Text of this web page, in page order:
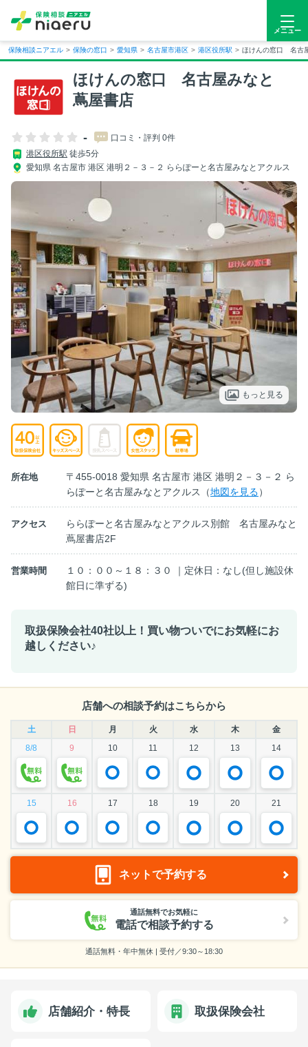
メニュー
保険相談ニアエル > 保険の窓口 > 愛知県 > 名古屋市港区 > 港区役所駅 > ほけんの窓口 名古
ほけんの窓口 名古屋みなと
蔦屋書店
-
口コミ・評判 0件
港区役所駅 徒歩5分
愛知県 名古屋市 港区 港明２－３－２ ららぽーと名古屋みなとアクルス
もっと見る
所在地
〒455-0018 愛知県 名古屋市 港区 港明２－３－２ ら
らぽーと名古屋みなとアクルス（地図を見る）
アクセス
ららぽーと名古屋みなとアクルス別館 名古屋みなと
蔦屋書店2F
営業時間
１０：００～１８：３０ ｜定休日：なし(但し施設休
館日に準ずる)
取扱保険会社40社以上！買い物ついでにお気軽にお
越しください♪
店舗への相談予約はこちらから
土 日 月 火 水 木
金
8/8
9 10 11 12 13 14
15 16 17 18 19 20 21
ネットで予約する
通話無料でお気軽に
電話で相談予約する
通話無料・年中無休 | 受付／9:30～18:30
店舗紹介・特長 取扱保険会社